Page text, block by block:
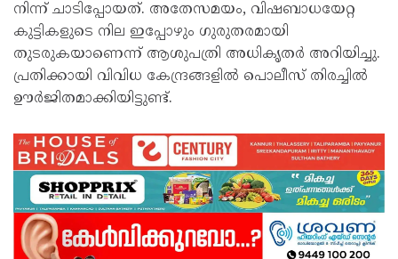
നിന്ന് ചാടിപ്പോയത്. അതേസമയം, വിഷബാധയേറ്റ
കുട്ടികളുടെ നില ഇപ്പോഴും ഗുരുതരമായി
തുടരുകയാണെന്ന് ആശുപത്രി അധികൃതർ അറിയിച്ചു.
പ്രതിക്കായി വിവിധ കേന്ദ്രങ്ങളിൽ പൊലീസ് തിരച്ചിൽ
ഊർജിതമാക്കിയിട്ടുണ്ട്.